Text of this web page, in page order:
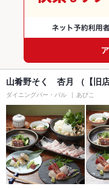
山肴野そく 杏月 （【旧
ダイニングバー・バル あびこ